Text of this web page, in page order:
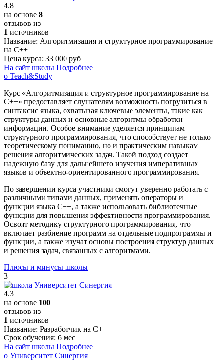
4.8
на основе 8
отзывов из
1 источников
Название: Алгоритмизация и структурное программирование
на C++
Цена курса: 33 000 руб
На сайт школы Подробнее
о Teach&Study
Курс «Алгоритмизация и структурное программирование на
C++» предоставляет слушателям возможность погрузиться в
синтаксис языка, охватывая ключевые элементы, такие как
структуры данных и основные алгоритмы обработки
информации. Особое внимание уделяется принципам
структурного программирования, что способствует не только
теоретическому пониманию, но и практическим навыкам
решения алгоритмических задач. Такой подход создает
надежную базу для дальнейшего изучения императивных
языков и объектно-ориентированного программирования.
По завершении курса участники смогут уверенно работать с
различными типами данных, применять операторы и
функции языка C++, а также использовать библиотечные
функции для повышения эффективности программирования.
Освоят методику структурного программирования, что
включает разбиение программ на отдельные подпрограммы и
функции, а также изучат основы построения структур данных
и решения задач, связанных с алгоритмами.
Плюсы и минусы школы
3
4.3
на основе 100
отзывов из
1 источников
Название: Разработчик на C++
Срок обучения: 6 мес
На сайт школы Подробнее
о Университет Синергия